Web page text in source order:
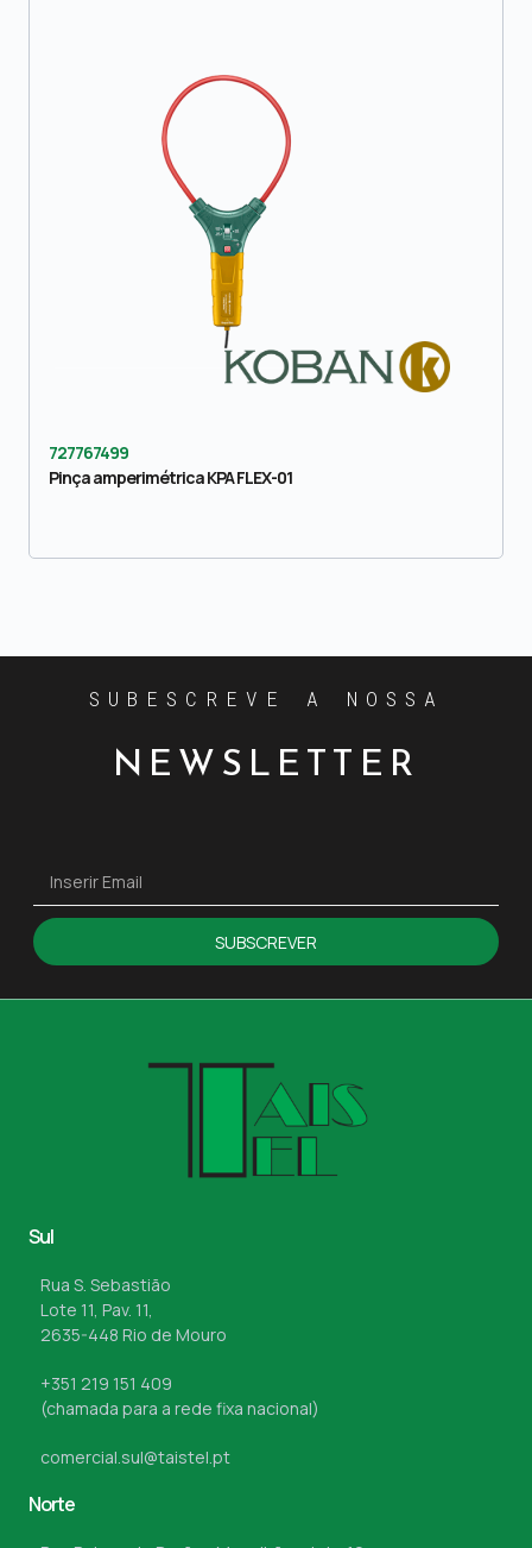
727767499
Pinça amperimétrica KPA FLEX-01
SUBESCREVE A NOSSA
NEWSLETTER
SUBSCREVER
Sul
Rua S. Sebastião
Lote 11, Pav. 11,
2635-448 Rio de Mouro
+351 219 151 409
(chamada para a rede fixa nacional)
comercial.sul@taistel.pt
Norte